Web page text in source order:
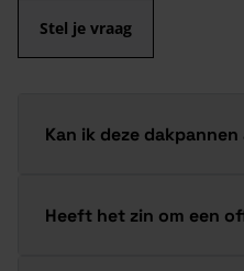
Stel je vraag
Kan ik deze
Heeft het zin om een